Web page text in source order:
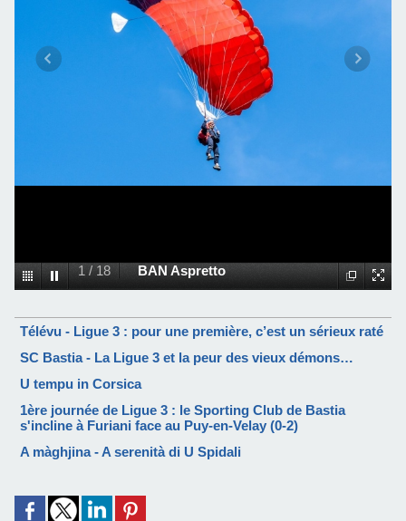
1 / 18 BAN Aspretto
Télévu - Ligue 3 : pour une première, c’est un sérieux raté
SC Bastia - La Ligue 3 et la peur des vieux démons…
U tempu in Corsica
1ère journée de Ligue 3 : le Sporting Club de Bastia
s'incline à Furiani face au Puy-en-Velay (0-2)
A màghjina - A serenità di U Spidali